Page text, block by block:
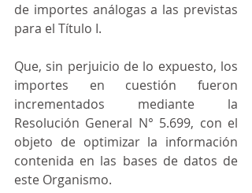
de importes análogas a las previstas
para el Título I.
Que, sin perjuicio de lo expuesto, los
importes en cuestión fueron
incrementados mediante la
Resolución General N° 5.699, con el
objeto de optimizar la información
contenida en las bases de datos de
este Organismo.